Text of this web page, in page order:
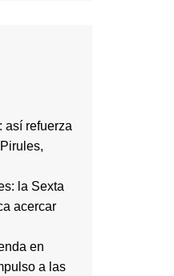
así refuerza
la Sexta
acercar
en
a las